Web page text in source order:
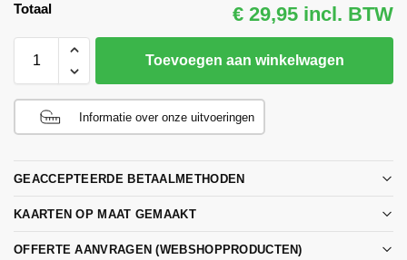
Totaal € 29,95 incl. BTW
Toevoegen aan winkelwagen
Informatie over onze uitvoeringen
GEACCEPTEERDE BETAALMETHODEN
KAARTEN OP MAAT GEMAAKT
OFFERTE AANVRAGEN (WEBSHOPPRODUCTEN)